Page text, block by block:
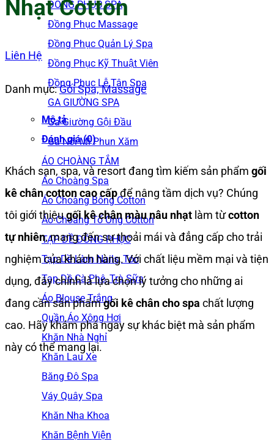
ĐỒNG PHỤC SPA
Đồng Phục Massage
Đồng Phục Quản Lý Spa
Đồng Phục Kỹ Thuật Viên
Đồng Phục Lễ Tân Spa
GA GIƯỜNG SPA
Ga Giường Gội Đầu
Ga Nối Mi Phun Xăm
ÁO CHOÀNG TẮM
Áo Choàng Spa
Áo Choàng Bông Cotton
Áo Choàng Tổ Ong Cotton
TẠP DỀ ĐỒNG PHỤC
Tạp Dề Làm Nails, Tóc
Tạp Dề Cà Phê, Trà Sữa
Áo Blouse Trắng
Quần Áo Xông Hơi
Khăn Nhà Nghỉ
Khăn Lau Xe
Băng Đô Spa
Váy Quây Spa
Khăn Nha Khoa
Khăn Bệnh Viện
Nhạt Cotton
Liên Hệ
Danh mục:Gối Spa, Massage
Mô tả
Đánh giá (0)
Khách sạn, spa, và resort đang tìm kiếm sản phẩm gối
kê chân cotton cao cấpđể nâng tầm dịch vụ? Chúng
tôi giới thiệugối kê chân màu nâu nhạt làm từcotton
tự nhiên, mang đến sự thoải mái và đẳng cấp cho trải
nghiệm của khách hàng. Với chất liệu mềm mại và tiện
dụng, đây chính là lựa chọn lý tưởng cho những ai
đang cần sản phẩmgối kê chân cho spa chất lượng
cao. Hãy khám phá ngay sự khác biệt mà sản phẩm
này có thể mang lại.